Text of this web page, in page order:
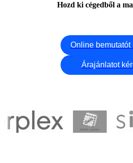
Hozd ki cégedből a
Online bemutatót
Árajánlatot